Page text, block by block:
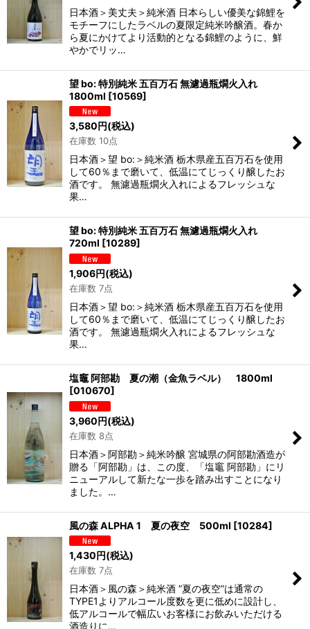
日本酒＞美丈夫＞純米酒 日本らしい優美な錦鯉を
モチーフにしたラベルの夏限定純米吟醸酒。春か
ら夏にかけてより活動的となる錦鯉のように、鮮
やかでリッ…
望 bo: 特別純米 五百万石 無濾過瓶燗火入れ
1800ml [10569]
3,580円(税込)
在庫数 10点
日本酒＞望 bo:＞純米酒 栃木県産五百万石を使用
して60％まで磨いて、低温にてじっくり醸したお
酒です。 無濾過瓶燗火入れによるフレッシュな
果…
望 bo: 特別純米 五百万石 無濾過瓶燗火入れ
720ml [10289]
1,906円(税込)
在庫数 7点
日本酒＞望 bo:＞純米酒 栃木県産五百万石を使用
して60％まで磨いて、低温にてじっくり醸したお
酒です。 無濾過瓶燗火入れによるフレッシュな
果…
塩竈 阿部勘 夏の潮（金魚ラベル） 1800ml
[010670]
3,960円(税込)
在庫数 8点
日本酒＞阿部勘＞純米吟醸 宮城県の阿部勘酒造が
贈る「阿部勘」は、この度、「塩竈 阿部勘」にリ
ニューアルして新たな一歩を踏み出すことになり
ました。…
風の森 ALPHA 1 夏の夜空 500ml [10284]
1,430円(税込)
在庫数 7点
日本酒＞風の森＞純米酒 ”夏の夜空”は通常の
TYPE1よりアルコール度数を更に低めに設計し、
低アルコールで幅広いお客様にお飲みいただける
酒造りに…